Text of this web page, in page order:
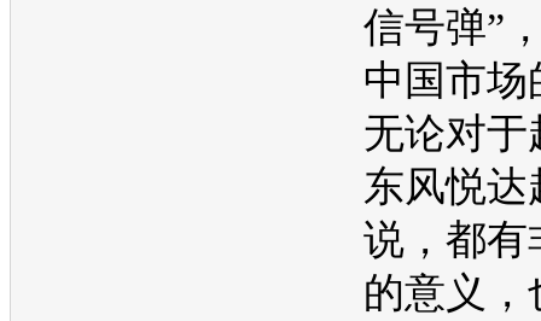
信号弹”
中国市场
无论对于
东风悦达
说，都有
的意义，